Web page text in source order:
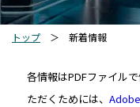
トップ ＞ 新着情報
各情報はPDFファイル
ただくためには、